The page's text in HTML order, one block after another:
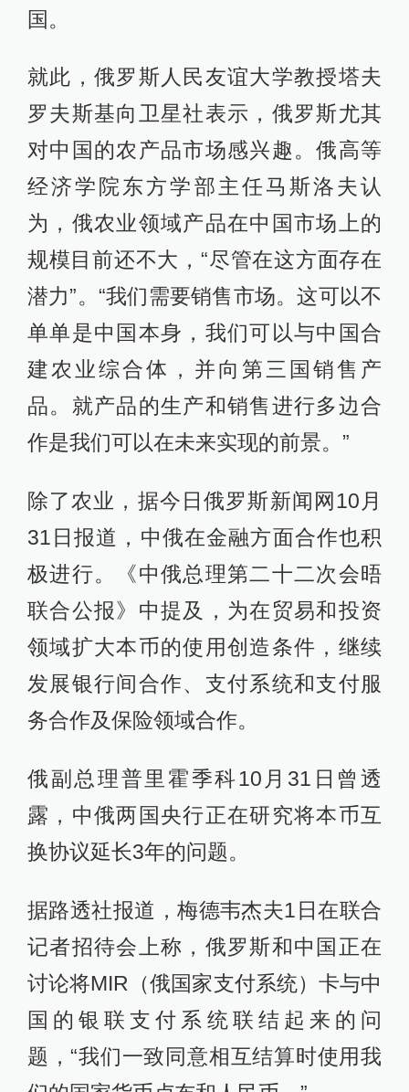
国。
就此，俄罗斯人民友谊大学教授塔夫
罗夫斯基向卫星社表示，俄罗斯尤其
对中国的农产品市场感兴趣。俄高等
经济学院东方学部主任马斯洛夫认
为，俄农业领域产品在中国市场上的
规模目前还不大，“尽管在这方面存在
潜力”。“我们需要销售市场。这可以不
单单是中国本身，我们可以与中国合
建农业综合体，并向第三国销售产
品。就产品的生产和销售进行多边合
作是我们可以在未来实现的前景。”
除了农业，据今日俄罗斯新闻网10月
31日报道，中俄在金融方面合作也积
极进行。《中俄总理第二十二次会晤
联合公报》中提及，为在贸易和投资
领域扩大本币的使用创造条件，继续
发展银行间合作、支付系统和支付服
务合作及保险领域合作。
俄副总理普里霍季科10月31日曾透
露，中俄两国央行正在研究将本币互
换协议延长3年的问题。
据路透社报道，梅德韦杰夫1日在联合
记者招待会上称，俄罗斯和中国正在
讨论将MIR（俄国家支付系统）卡与中
国的银联支付系统联结起来的问
题，“我们一致同意相互结算时使用我